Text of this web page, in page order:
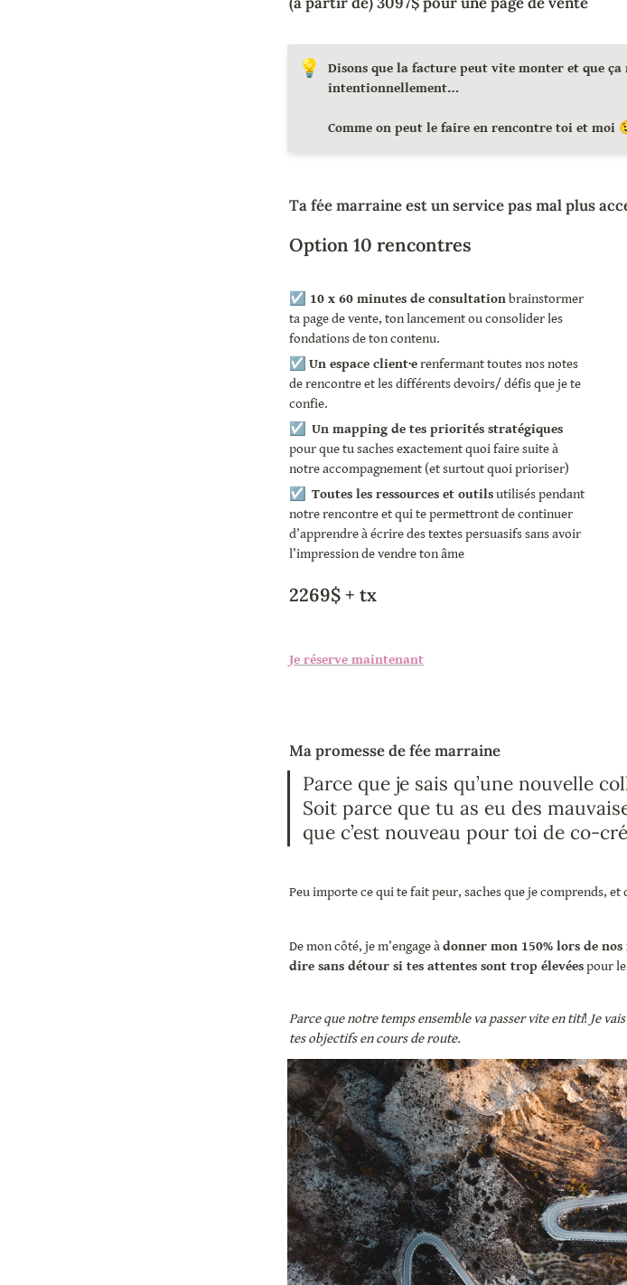
💡
Disons que la facture peut vite monter et que
intentionnellement…
Comme on peut le faire en rencontre toi et moi
Ta fée marraine est un service pas mal plus
Option 10 rencontres
☑️ 10 x 60 minutes de consultation brainstormer
ta page de vente, ton lancement ou consolider les
fondations de ton contenu.
☑️ Un espace client·e renfermant toutes nos notes
de rencontre et les différents devoirs/ défis que je te
confie.
☑️ Un mapping de tes priorités stratégiques
pour que tu saches exactement quoi faire suite à
notre accompagnement (et surtout quoi prioriser)
☑️ Toutes les ressources et outils utilisés pendant
notre rencontre et qui te permettront de continuer
d’apprendre à écrire des textes persuasifs sans avoir
l’impression de vendre ton âme
2269$ + tx
Je réserve maintenant
Ma promesse de fée marraine
Parce que je sais qu’une nouvelle
Soit parce que tu as eu des
que c’est nouveau pour toi de co-
Peu importe ce qui te fait peur, saches que je comprends, et
De mon côté, je m’engage à donner mon 150% lors de
dire sans détour si tes attentes sont trop élevées pour
Parce que notre temps ensemble va passer vite en titi! Je
tes objectifs en cours de route.